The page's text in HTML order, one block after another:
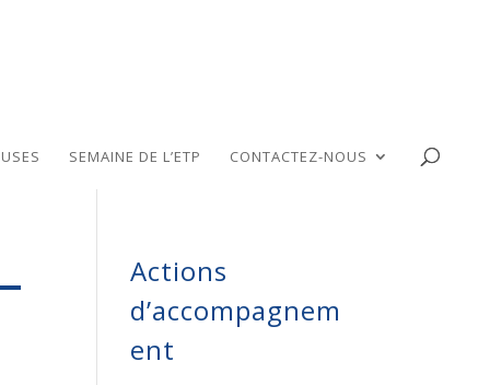
SEMAINE DE L’ETP CONTACTEZ-NOUS
Actions
d’accompagnem
ent